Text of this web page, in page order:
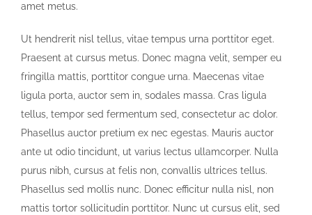
amet metus.
Ut hendrerit nisl tellus, vitae tempus urna porttitor eget.
Praesent at cursus metus. Donec magna velit, semper eu
fringilla mattis, porttitor congue urna. Maecenas vitae
ligula porta, auctor sem in, sodales massa. Cras ligula
tellus, tempor sed fermentum sed, consectetur ac dolor.
Phasellus auctor pretium ex nec egestas. Mauris auctor
ante ut odio tincidunt, ut varius lectus ullamcorper. Nulla
purus nibh, cursus at felis non, convallis ultrices tellus.
Phasellus sed mollis nunc. Donec efficitur nulla nisl, non
mattis tortor sollicitudin porttitor. Nunc ut cursus elit, sed